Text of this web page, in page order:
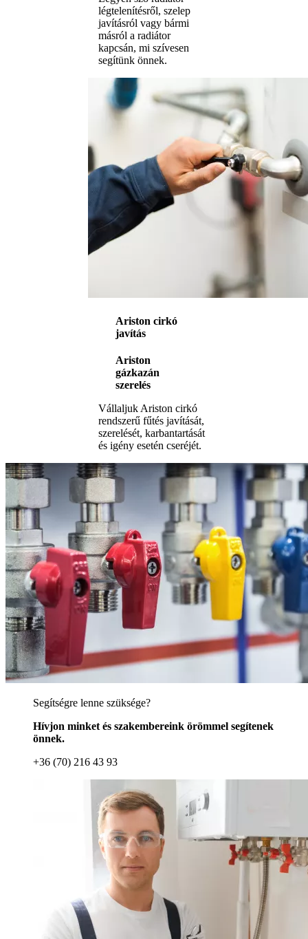
légtelenítésről, szelep
javításról vagy bármi
másról a radiátor
kapcsán, mi szívesen
segítünk önnek.
Ariston cirkó
javítás
Ariston
gázkazán
szerelés
Vállaljuk Ariston cirkó
rendszerű fűtés javítását,
szerelését, karbantartását
és igény esetén cseréjét.
Segítségre lenne szüksége?
Hívjon minket és szakembereink örömmel segítenek
önnek.
+36 (70) 216 43 93